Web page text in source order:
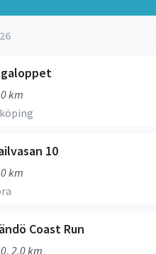
km
10
km
Coast Run
2.0 km